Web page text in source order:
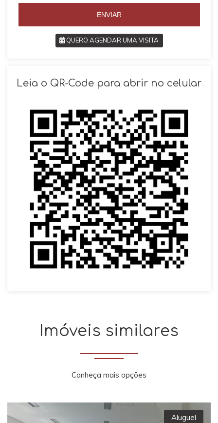
5
ENVIAR
QUERO AGENDAR UMA VISITA
Leia o QR-Code para abrir no celular
Imóveis similares
Conheça mais opções
Aluguel